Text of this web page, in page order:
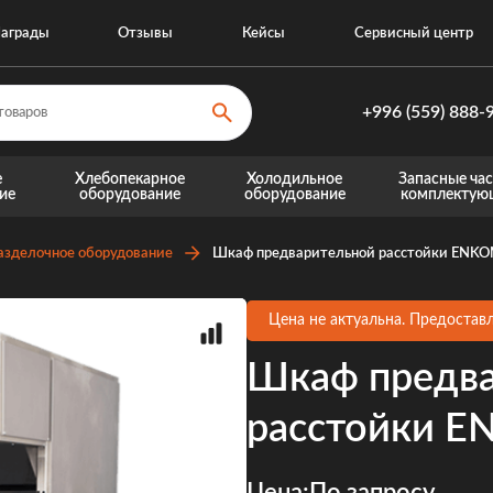
Отзывы Кейсы Сервисный центр
+996 (559) 888-
+996 (559)
Хлебопекарное
оборудование
Холодильное
оборудование
Запасные
оборудование Шкаф предварительной расстойки
Цена не актуальна.
Шкаф
расстойки